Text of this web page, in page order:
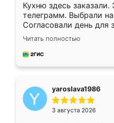
Кухню здесь
телеграмм. Выбрали
Согласовали день для
недели кухня была уже
довольны работой.
мебель за
Читать полностью
yaroslava1986
3 августа 2026